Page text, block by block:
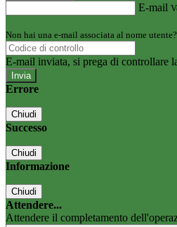
E-mail
Non hai una e-mail associata al nome
E-mail inviata, si prega di controllare
Errore
Chiudi
Successo
Chiudi
Informazione
Chiudi
Attendere...
Attendere il completamento